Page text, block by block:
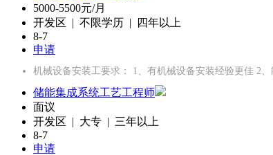
5000-5500元/月
开发区 | 不限学历 | 四年以上
8-7
申请
机械设备安装工要求： 1、有机械设备安装经验更佳 2
储能集成系统工艺工程师
面议
开发区 | 大专 | 三年以上
8-7
申请